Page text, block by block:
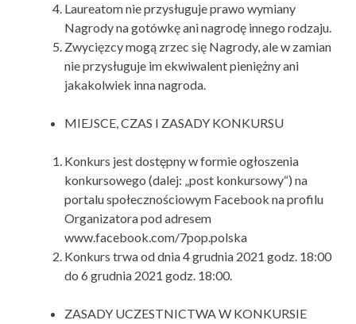
Laureatom nie przysługuje prawo wymiany
Nagrody na gotówkę ani nagrodę innego rodzaju.
Zwycięzcy mogą zrzec się Nagrody, ale w zamian
nie przysługuje im ekwiwalent pieniężny ani
jakakolwiek inna nagroda.
MIEJSCE, CZAS I ZASADY KONKURSU
Konkurs jest dostępny w formie ogłoszenia
konkursowego (dalej: „post konkursowy“) na
portalu społecznościowym Facebook na profilu
Organizatora pod adresem
www.facebook.com/7pop.polska
Konkurs trwa od dnia 4 grudnia 2021 godz. 18:00
do 6 grudnia 2021 godz. 18:00.
ZASADY UCZESTNICTWA W KONKURSIE